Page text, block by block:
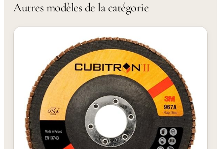
Autres modèles de la catégorie